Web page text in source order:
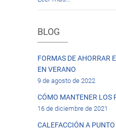
BLOG
FORMAS DE AHORRAR
EN VERANO
9 de agosto de 2022
CÓMO MANTENER LOS
16 de diciembre de 2021
CALEFACCIÓN A PUNTO